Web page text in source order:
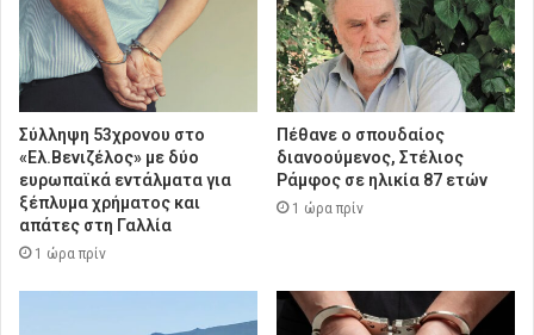
Σύλληψη 53χρονου στο
«Ελ.Βενιζέλος» με δύο
ευρωπαϊκά εντάλματα για
ξέπλυμα χρήματος και
απάτες στη Γαλλία
1 ώρα πρίν
Πέθανε ο σπουδαίος
διανοούμενος, Στέλιος
Ράμφος σε ηλικία 87 ετών
1 ώρα πρίν